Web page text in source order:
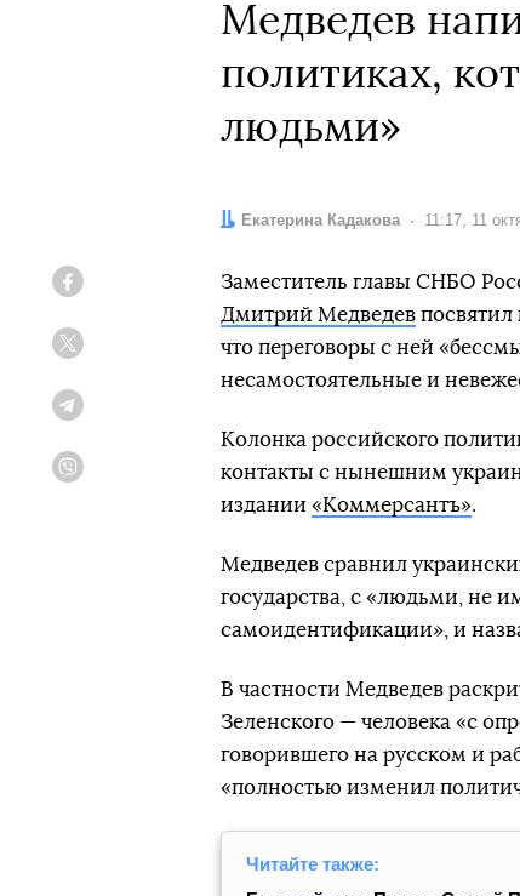
Медведев
политиках,
людьми»
Автор:
Екатерина Кадакова Дата:
11:17, 11
Заместитель главы СНБО
Дмитрий Медведев посвятил
что переговоры с ней
несамостоятельные и
Колонка российского
контакты с нынешним
издании «Коммерсантъ».
Медведев сравнил
государства, с «людьми, не
самоидентификации», и
В частности Медведев
Зеленского — человека «с
говорившего на русском и
«полностью изменил
Читайте также: